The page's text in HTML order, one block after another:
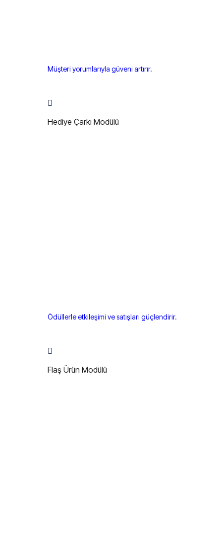
Müşteri yorumlarıyla güveni artırır.
Hediye Çarkı Modülü
Ödüllerle etkileşimi ve satışları güçlendirir.
Flaş Ürün Modülü